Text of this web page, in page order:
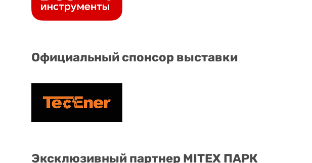
Официальный спонсор выставки
Эксклюзивный партнер MITEX ПАРК